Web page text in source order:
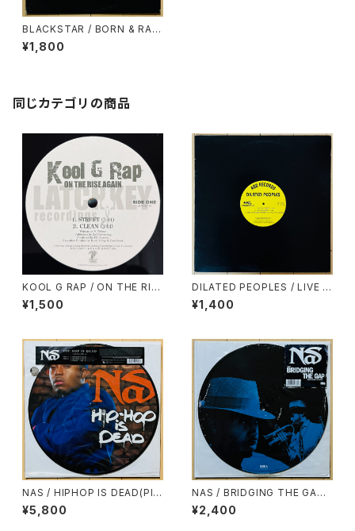
BLACKSTAR / BORN & RAIS
ED
¥1,800
同じカテゴリの商品
KOOL G RAP / ON THE RIS
E AGAIN
¥1,500
DILATED PEOPLES / LIVE O
N STAGE
¥1,400
NAS / HIPHOP IS DEAD(PIC
TURE DISC)
¥5,800
NAS / BRIDGING THE GAP
(PICTURE DISC)
¥2,400